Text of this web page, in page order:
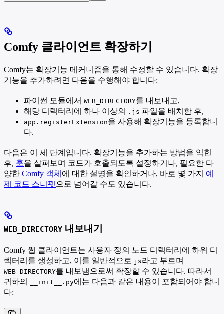
Comfy 클라이언트 확장하기
Comfy는 확장기능 메커니즘을 통해 수정할 수 있습니다. 확장
기능을 추가하려면 다음을 수행해야 합니다:
파이썬 모듈에서 WEB_DIRECTORY를 내보내고,
해당 디렉터리에 하나 이상의
.js 파일을 배치한 후,
app.registerExtension을 사용해 확장기능을 등록합니
다.
다음은 이 세 단계입니다. 확장기능을 추가하는 방법을 익힌
후, 훅을 살펴보며 코드가 호출되도록 설정하거나, 필요한 다
양한 Comfy 객체 에 대한 설명을 확인하거나, 바로 몇 가지 예
제 코드 스니펫 으로 넘어갈 수도 있습니다.
WEB_DIRECTORY 내보내기
Comfy 웹 클라이언트는 사용자 정의 노드 디렉터리에 하위 디
렉터리를 생성하고, 이를 일반적으로 js라고 부르며
WEB_DIRECTORY를 내보냄으로써 확장할 수 있습니다. 따라서
귀하의
__init__.py에는 다음과 같은 내용이 포함되어야 합니
다: